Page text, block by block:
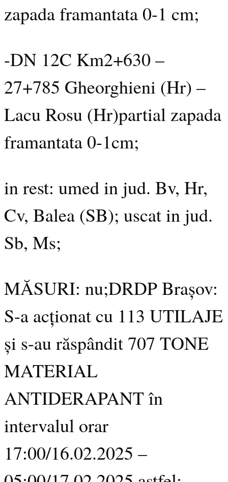
zapada framantata 0-1 cm;
-DN 12C Km2+630 –
27+785 Gheorghieni (Hr) –
Lacu Rosu (Hr)partial zapada
framantata 0-1cm;
in rest: umed in jud. Bv, Hr,
Cv, Balea (SB); uscat in jud.
Sb, Ms;
MĂSURI: nu;DRDP Brașov:
S-a acționat cu 113 UTILAJE
și s-au răspândit 707 TONE
MATERIAL
ANTIDERAPANT în
intervalul orar
17:00/16.02.2025 –